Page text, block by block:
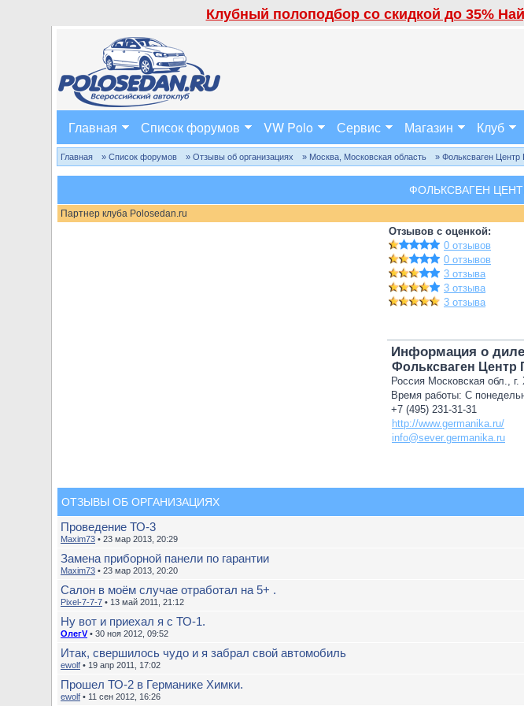
Клубный полоподбор со скидкой до 35%
Главная Список форумов VW Polo Сервис Магазин Клуб
Главная » Список форумов » Отзывы об организациях » Москва, Московская область » Фольксваген Центр
ФОЛЬКСВАГЕН
Партнер клуба Polosedan.ru
Отзывов с оценкой:
0 отзывов
0 отзывов
3 отзыва
3 отзыва
3 отзыва
Информация о
Фольксваген Центр
Россия Московская обл.,
Время работы: С
+7 (495) 231-31-31
http://www.germanika.ru/
info@sever.germanika.ru
ОТЗЫВЫ ОБ ОРГАНИЗАЦИЯХ
Проведение ТО-3
Maxim73 • 23 мар 2013, 20:29
Замена приборной панели по гарантии
Maxim73 • 23 мар 2013, 20:20
Салон в моём случае отработал на 5+ .
Pixel-7-7-7 • 13 май 2011, 21:12
Ну вот и приехал я с ТО-1.
ОлегV• 30 ноя 2012, 09:52
Итак, свершилось чудо и я забрал свой автомобиль
ewolf • 19 апр 2011, 17:02
Прошел ТО-2 в Германике Химки.
ewolf • 11 сен 2012, 16:26